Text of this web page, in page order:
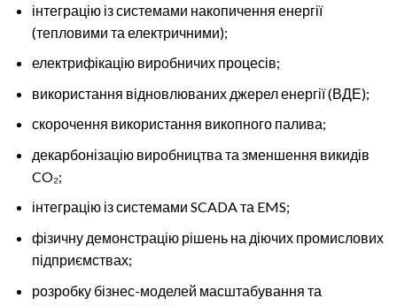
інтеграцію із системами накопичення енергії
(тепловими та електричними);
електрифікацію виробничих процесів;
використання відновлюваних джерел енергії (ВДЕ);
скорочення використання викопного палива;
декарбонізацію виробництва та зменшення викидів
CO₂;
інтеграцію із системами SCADA та EMS;
фізичну демонстрацію рішень на діючих промислових
підприємствах;
розробку бізнес-моделей масштабування та